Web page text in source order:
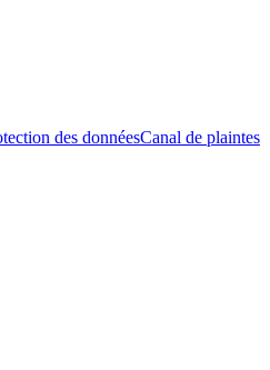
des donnéesCanal de plaintes